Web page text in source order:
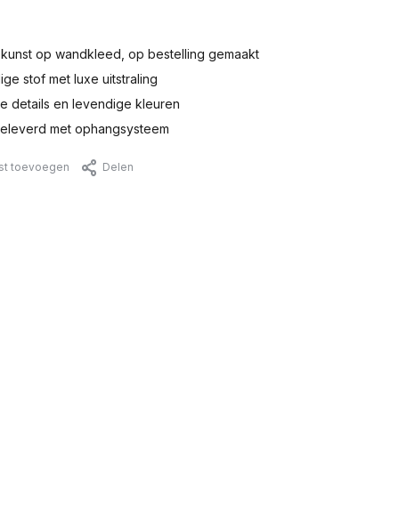
op wandkleed, op bestelling gemaakt
stof met luxe uitstraling
details en levendige kleuren
met ophangsysteem
toevoegen Delen